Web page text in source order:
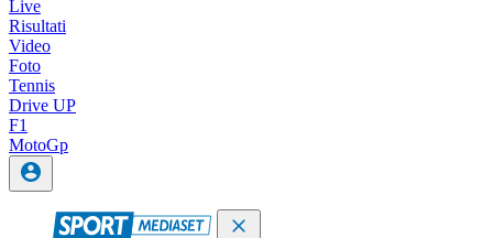
Live
Risultati
Video
Foto
Tennis
Drive UP
F1
MotoGp